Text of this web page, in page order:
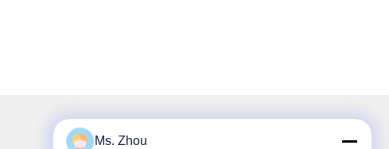
Ms. Zhou